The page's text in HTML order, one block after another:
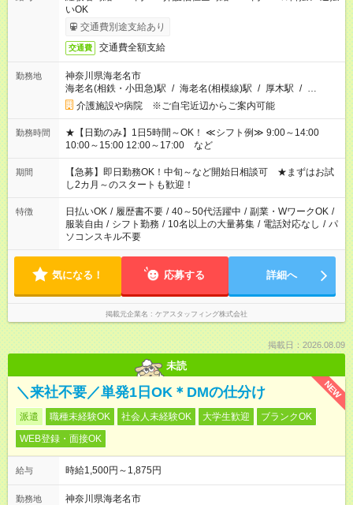
いOK
交通費別途支給あり
交通費 交通費全額支給
勤務地
神奈川県海老名市
海老名(相鉄・小田急)駅 / 海老名(相模線)駅 / 厚木駅 / …
介護施設や病院 ※ご自宅近辺からご案内可能
勤務時間
★【日勤のみ】1日5時間～OK！ ≪シフト例≫ 9:00～14:00
10:00～15:00 12:00～17:00 など
期間
【急募】即日勤務OK！中旬～など開始日相談可 ★まずはお試
し2カ月～のスタートも歓迎！
特徴 日払いOK / 履歴書不要 / 40～50代活躍中 / 副業・WワークOK /
服装自由 / シフト勤務 / 10名以上の大量募集 / 電話対応なし / パ
ソコンスキル不要
気になる！ 応募する 詳細へ
掲載元企業名 ケアスタッフィング株式会社
掲載日：2026.08.09
未読
NEW
＼来社不要／単発1日OK＊DMの仕分け
派遣 職種未経験OK 社会人未経験OK 大学生歓迎
ブランクOK
WEB登録・面接OK
給与 時給1,500円～1,875円
勤務地
神奈川県海老名市